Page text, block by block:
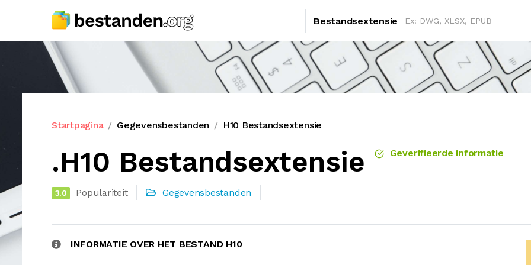
Bestandsextensie
Startpagina Gegevensbestanden H10 Bestandsextensie
.H10 Bestandsextensie Geverifieerde informatie
3.0 Populariteit Gegevensbestanden
INFORMATIE OVER HET BESTAND H10